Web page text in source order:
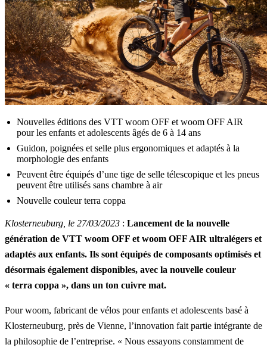
Nouvelles éditions des VTT woom OFF et woom OFF AIR
pour les enfants et adolescents âgés de 6 à 14 ans
Guidon, poignées et selle plus ergonomiques et adaptés à la
morphologie des enfants
Peuvent être équipés d’une tige de selle télescopique et les pneus
peuvent être utilisés sans chambre à air
Nouvelle couleur terra coppa
Klosterneuburg, le 27/03/2023 : Lancement de la nouvelle
génération de VTT woom OFF et woom OFF AIR ultralégers et
adaptés aux enfants. Ils sont équipés de composants optimisés et
désormais également disponibles, avec la nouvelle couleur
« terra coppa », dans un ton cuivre mat.
Pour woom, fabricant de vélos pour enfants et adolescents basé à
Klosterneuburg, près de Vienne, l’innovation fait partie intégrante de
la philosophie de l’entreprise. « Nous essayons constamment de